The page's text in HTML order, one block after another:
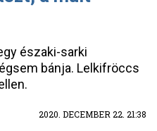
északi-sarki
bánja. Lelkifröccs
2020. DECEMBER 22. 21:38